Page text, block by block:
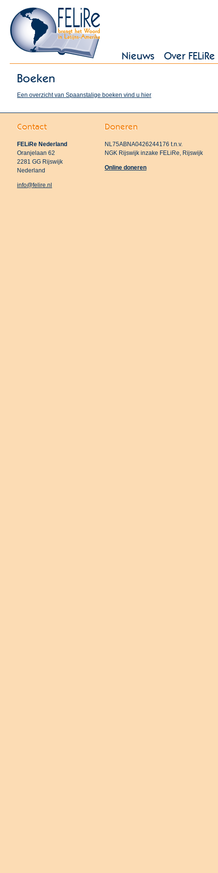
Nieuws Over FELiRe
Boeken
Een overzicht van Spaanstalige boeken vind u hier
Contact
FELiRe Nederland
Oranjelaan 62
2281 GG Rijswijk
Nederland
info@felire.nl
Doneren
NL75ABNA0426244176 t.n.v.
NGK Rijswijk inzake FELiRe, Rijswijk
Online doneren